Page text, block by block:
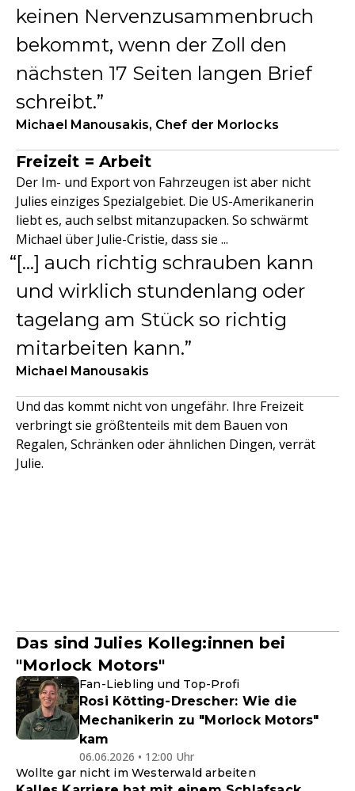
keinen Nervenzusammenbruch
bekommt, wenn der Zoll den
nächsten 17 Seiten langen Brief
schreibt.
Michael Manousakis, Chef der Morlocks
Freizeit = Arbeit
Der Im- und Export von Fahrzeugen ist aber nicht
Julies einziges Spezialgebiet. Die US-Amerikanerin
liebt es, auch selbst mitanzupacken. So schwärmt
Michael über Julie-Cristie, dass sie ...
[...] auch richtig schrauben kann
und wirklich stundenlang oder
tagelang am Stück so richtig
mitarbeiten kann.
Michael Manousakis
Und das kommt nicht von ungefähr. Ihre Freizeit
verbringt sie größtenteils mit dem Bauen von
Regalen, Schränken oder ähnlichen Dingen, verrät
Julie.
Das sind Julies Kolleg:innen bei
"Morlock Motors"
Fan-Liebling und Top-Profi
Rosi Kötting-Drescher: Wie die
Mechanikerin zu "Morlock Motors"
kam
06.06.2026 • 12:00 Uhr
Wollte gar nicht im Westerwald arbeiten